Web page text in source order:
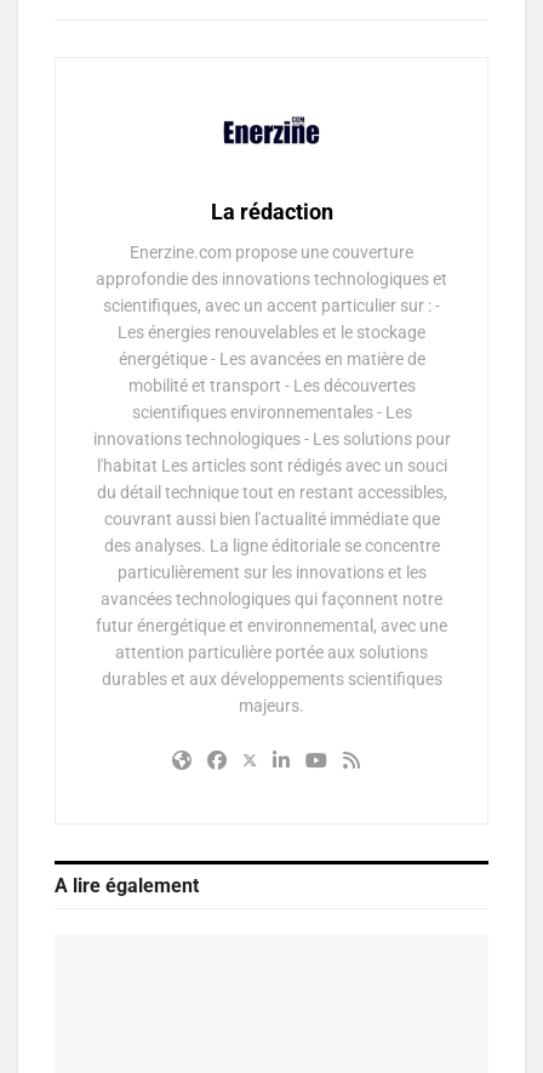
La rédaction
Enerzine.com propose une couverture
approfondie des innovations technologiques et
scientifiques, avec un accent particulier sur : -
Les énergies renouvelables et le stockage
énergétique - Les avancées en matière de
mobilité et transport - Les découvertes
scientifiques environnementales - Les
innovations technologiques - Les solutions pour
l'habitat Les articles sont rédigés avec un souci
du détail technique tout en restant accessibles,
couvrant aussi bien l'actualité immédiate que
des analyses. La ligne éditoriale se concentre
particulièrement sur les innovations et les
avancées technologiques qui façonnent notre
futur énergétique et environnemental, avec une
attention particulière portée aux solutions
durables et aux développements scientifiques
majeurs.
A lire également